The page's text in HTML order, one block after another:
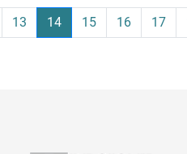
13 14 15 16 17